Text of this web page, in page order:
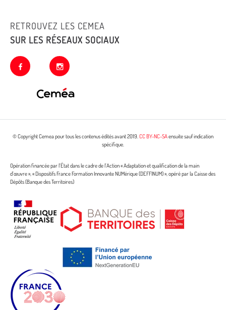
RETROUVEZ LES CEMEA
SUR LES RÉSEAUX SOCIAUX
facebook instagram
© Copyright Cemea pour tous les contenus édités avant 2019.CC BY-NC-SAensuite sauf indication
spécifique.
Opération financée par l’État dans le cadre de l’Action « Adaptation et qualification de la main
d’œuvre », « Dispositifs France Formation Innovante NUMérique (DEFFINUM) », opéré par la Caisse des
Dépôts (Banque des Territoires)